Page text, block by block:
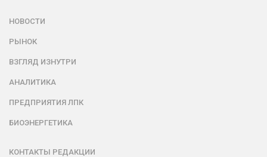
НОВОСТИ
РЫНОК
ВЗГЛЯД ИЗНУТРИ
АНАЛИТИКА
ПРЕДПРИЯТИЯ ЛПК
БИОЭНЕРГЕТИКА
КОНТАКТЫ РЕДАКЦИИ